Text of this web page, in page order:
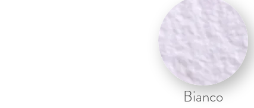
Bianco